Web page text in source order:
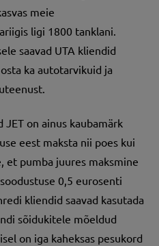
meie
ligi 1800 tanklani.
saavad UTA kliendid
ka autotarvikuid ja
on ainus kaubamärk
eest maksta nii poes kui
et pumba juures maksmine
0,5 eurosenti
kliendid saavad kasutada
sõidukitele mõeldud
on iga kaheksas pesukord